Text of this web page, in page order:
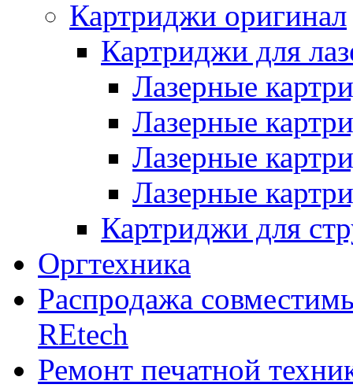
Картриджи оригинал
Картриджи для
Лазерные
Лазерные
Лазерные
Лазерные
Картриджи для
Оргтехника
Распродажа
REtech
Ремонт печатной